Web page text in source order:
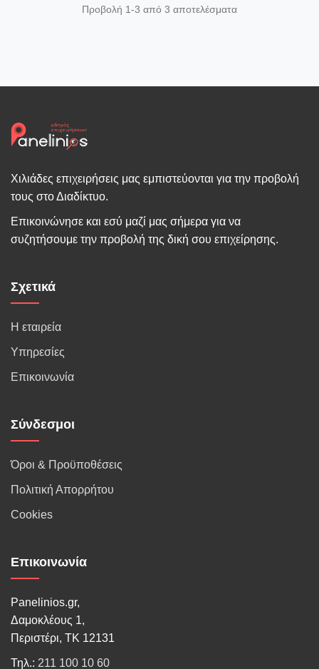
Προβολή 1-3 από 3 αποτελέσματα
Χιλιάδες επιχειρήσεις μας εμπιστεύονται για την προβολή
τους στο Διαδίκτυο.
Επικοινώνησε και εσύ μαζί μας σήμερα για να
συζητήσουμε την προβολή της δική σου επιχείρησης.
Σχετικά
Η εταιρεία
Υπηρεσίες
Επικοινωνία
Σύνδεσμοι
Όροι & Προϋποθέσεις
Πολιτική Απορρήτου
Cookies
Επικοινωνία
Panelinios.gr,
Δαμοκλέους 1,
Περιστέρι, ΤΚ 12131
Τηλ.: 211 100 10 60